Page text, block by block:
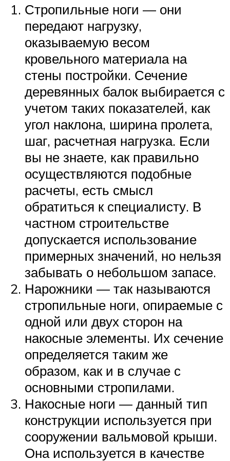
Стропильные ноги — они
передают нагрузку,
оказываемую весом
кровельного материала на
стены постройки. Сечение
деревянных балок выбирается с
учетом таких показателей, как
угол наклона, ширина пролета,
шаг, расчетная нагрузка. Если
вы не знаете, как правильно
осуществляются подобные
расчеты, есть смысл
обратиться к специалисту. В
частном строительстве
допускается использование
примерных значений, но нельзя
забывать о небольшом запасе.
Нарожники — так называются
стропильные ноги, опираемые с
одной или двух сторон на
накосные элементы. Их сечение
определяется таким же
образом, как и в случае с
основными стропилами.
Накосные ноги — данный тип
конструкции используется при
сооружении вальмовой крыши.
Она используется в качестве